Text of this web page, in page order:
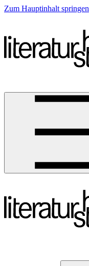
Zum Hauptinhalt springen